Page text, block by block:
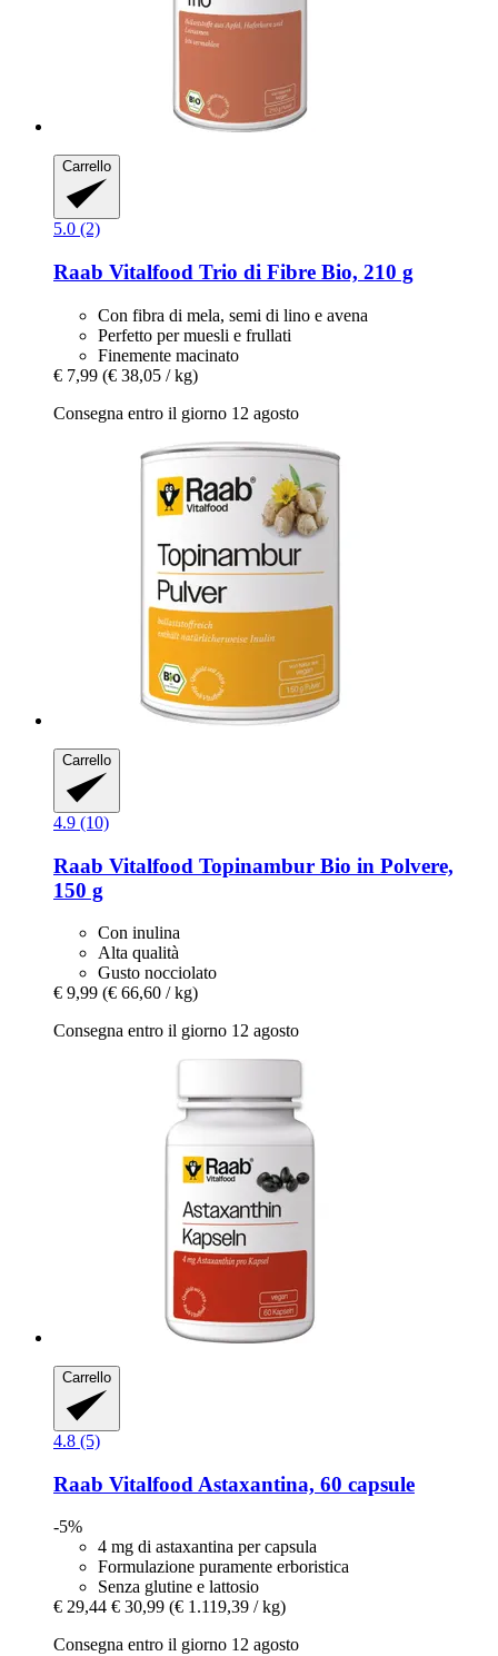
Carrello
5.0 (2)
Raab Vitalfood Trio di Fibre Bio, 210 g
Con fibra di mela, semi di lino e avena
Perfetto per muesli e frullati
Finemente macinato
€ 7,99 (€ 38,05 / kg)
Consegna entro il giorno 12 agosto
Carrello
4.9 (10)
Raab Vitalfood Topinambur Bio in Polvere,
150 g
Con inulina
Alta qualità
Gusto nocciolato
€ 9,99 (€ 66,60 / kg)
Consegna entro il giorno 12 agosto
Carrello
4.8 (5)
Raab Vitalfood Astaxantina, 60 capsule
-5%
4 mg di astaxantina per capsula
Formulazione puramente erboristica
Senza glutine e lattosio
€ 29,44 € 30,99 (€ 1.119,39 / kg)
Consegna entro il giorno 12 agosto